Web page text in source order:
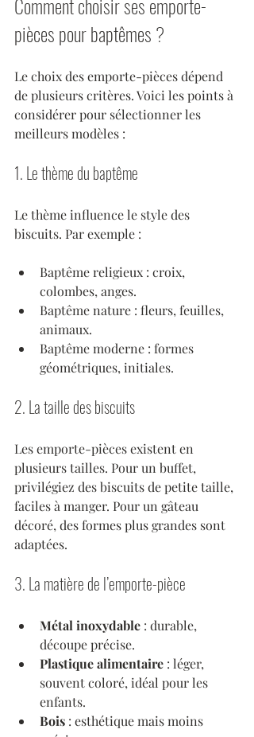
Comment choisir ses emporte-
pièces pour baptêmes ?
Le choix des emporte-pièces dépend
de plusieurs critères. Voici les points à
considérer pour sélectionner les
meilleurs modèles :
1. Le thème du baptême
Le thème influence le style des
biscuits. Par exemple :
Baptême religieux : croix,
colombes, anges.
Baptême nature : fleurs, feuilles,
animaux.
Baptême moderne : formes
géométriques, initiales.
2. La taille des biscuits
Les emporte-pièces existent en
plusieurs tailles. Pour un buffet,
privilégiez des biscuits de petite taille,
faciles à manger. Pour un gâteau
décoré, des formes plus grandes sont
adaptées.
3. La matière de l’emporte-pièce
Métal inoxydable : durable,
découpe précise.
Plastique alimentaire : léger,
souvent coloré, idéal pour les
enfants.
Bois : esthétique mais moins